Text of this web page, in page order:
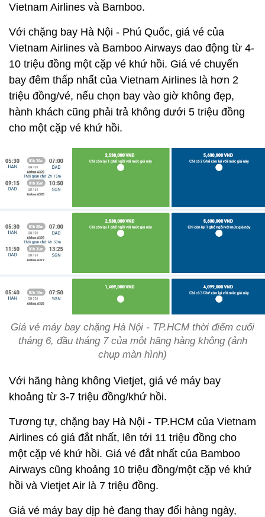
Vietnam Airlines và Bamboo.
Với chặng bay Hà Nội - Phú Quốc, giá vé của
Vietnam Airlines và Bamboo Airways dao động từ 4-
10 triệu đồng một cặp vé khứ hồi. Giá vé chuyến
bay đêm thấp nhất của Vietnam Airlines là hơn 2
triệu đồng/vé, nếu chọn bay vào giờ không đẹp,
hành khách cũng phải trả không dưới 5 triệu đồng
cho một cặp vé khứ hồi.
Giá vé máy bay chặng Hà Nội - TP.HCM thời điểm cuối
tháng 6, đầu tháng 7 của một hãng hàng không (ảnh
chụp màn hình)
Với hãng hàng không Vietjet, giá vé máy bay
khoảng từ 3-7 triệu đồng/khứ hồi.
Tương tự, chặng bay Hà Nội - TP.HCM của Vietnam
Airlines có giá đắt nhất, lên tới 11 triệu đồng cho
một cặp vé khứ hồi. Giá vé đắt nhất của Bamboo
Airways cũng khoảng 10 triệu đồng/một cặp vé khứ
hồi và Vietjet Air là 7 triệu đồng.
Giá vé máy bay dịp hè đang thay đổi hàng ngày,